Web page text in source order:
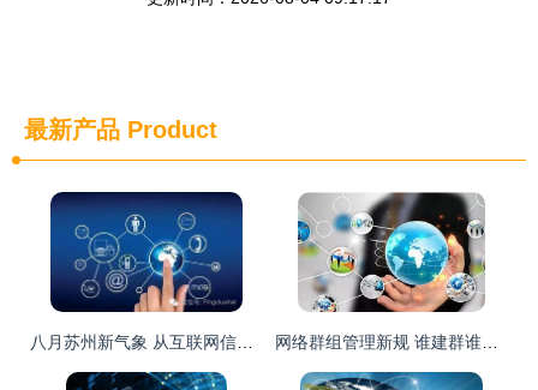
最新产品 Product